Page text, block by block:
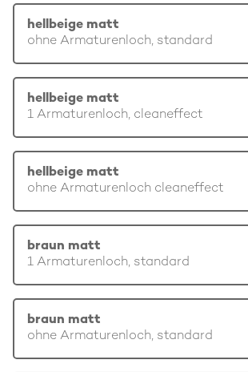
hellbeige matt
ohne Armaturenloch, standard
hellbeige matt
1 Armaturenloch, cleaneffect
hellbeige matt
ohne Armaturenloch cleaneffect
braun matt
1 Armaturenloch, standard
braun matt
ohne Armaturenloch, standard